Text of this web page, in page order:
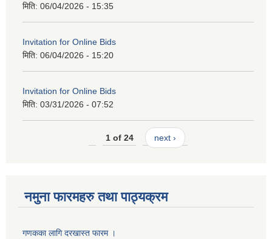
मिति: 06/04/2026 - 15:35
Invitation for Online Bids
मिति: 06/04/2026 - 15:20
Invitation for Online Bids
मिति: 03/31/2026 - 07:52
1 of 24 next ›
नमुना फारमहरु तथा पाठ्यक्रम
गणकका लागि दरखास्त फारम ।